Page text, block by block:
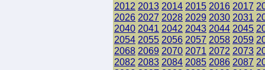
2012 2013 2014 2015 2016 2017
2026 2027 2028 2029 2030 2031
2040 2041 2042 2043 2044 2045
2054 2055 2056 2057 2058 2059
2068 2069 2070 2071 2072 2073
2082 2083 2084 2085 2086 2087